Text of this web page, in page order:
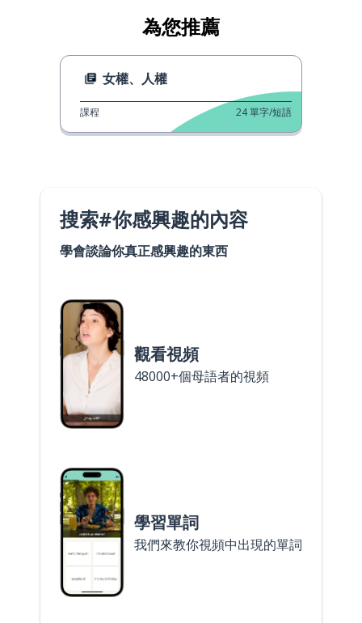
為您推薦
女權、人權
課程 24單字/短語
搜索#你感興趣的內容
學會談論你真正感興趣的東西
觀看視頻
48000+個母語者的視頻
學習單詞
我們來教你視頻中出現的單詞